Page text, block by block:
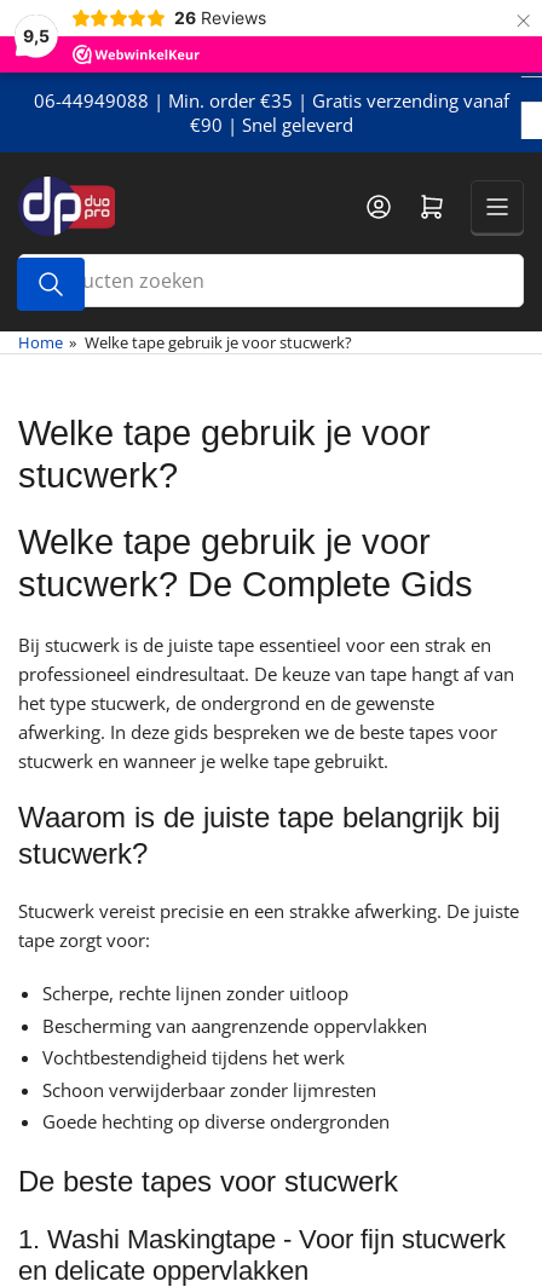
9,5
26 Reviews ×
Meteen
naar
de
content06-44949088 | Min. order €35 | Gratis verzending vanaf
€90 | Snel geleverd
Producten
zoeken
Mini-winkelwagen openen
Home » Welke tape gebruik je voor stucwerk?
Welke tape gebruik je voor
stucwerk?
Welke tape gebruik je voor
stucwerk? De Complete Gids
Bij stucwerk is de juiste tape essentieel voor een strak en
professioneel eindresultaat. De keuze van tape hangt af van
het type stucwerk, de ondergrond en de gewenste
afwerking. In deze gids bespreken we de beste tapes voor
stucwerk en wanneer je welke tape gebruikt.
Waarom is de juiste tape belangrijk bij
stucwerk?
Stucwerk vereist precisie en een strakke afwerking. De juiste
tape zorgt voor:
Scherpe, rechte lijnen zonder uitloop
Bescherming van aangrenzende oppervlakken
Vochtbestendigheid tijdens het werk
Schoon verwijderbaar zonder lijmresten
Goede hechting op diverse ondergronden
De beste tapes voor stucwerk
1. Washi Maskingtape - Voor fijn stucwerk
en delicate oppervlakken